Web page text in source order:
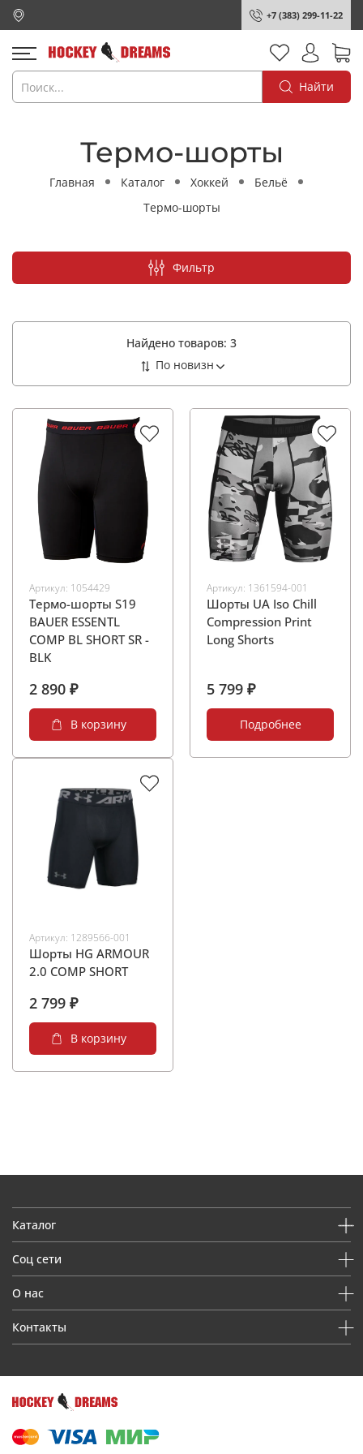
+7 (383) 299-11-22
Найти
Термо-шорты
Главная Каталог Хоккей
Бельё
Термо-шорты
Найдено товаров: 3
Артикул: 1054429
Термо-шорты S19
BAUER ESSENTL
COMP BL SHORT SR -
BLK
2 890 ₽
В корзину
Артикул: 1361594-001
Шорты UA Iso Chill
Compression Print
Long Shorts
5 799 ₽
Подробнее
Артикул: 1289566-001
Шорты HG ARMOUR
2.0 COMP SHORT
2 799 ₽
В корзину
Фильтр
Каталог
Соц сети
О нас
Контакты